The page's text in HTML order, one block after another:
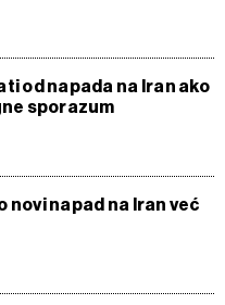
od napada na Iran ako
sporazum
novi napad na Iran već